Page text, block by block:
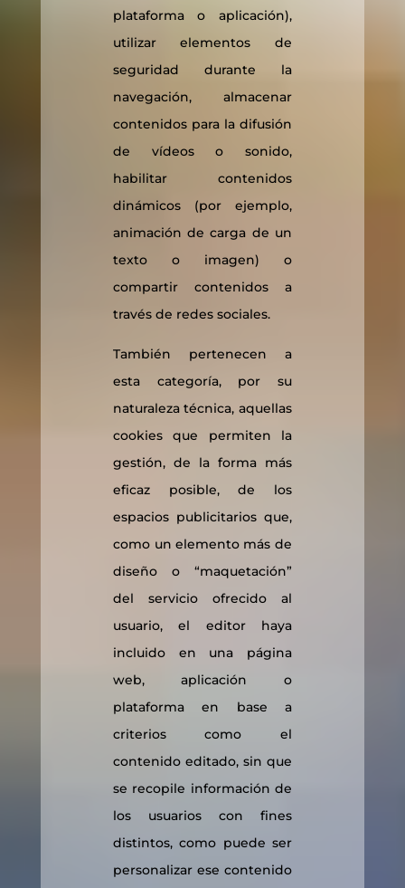
plataforma o aplicación),
utilizar elementos de
seguridad durante la
navegación, almacenar
contenidos para la difusión
de vídeos o sonido,
habilitar contenidos
dinámicos (por ejemplo,
animación de carga de un
texto o imagen) o
compartir contenidos a
través de redes sociales.
También pertenecen a
esta categoría, por su
naturaleza técnica, aquellas
cookies que permiten la
gestión, de la forma más
eficaz posible, de los
espacios publicitarios que,
como un elemento más de
diseño o “maquetación”
del servicio ofrecido al
usuario, el editor haya
incluido en una página
web, aplicación o
plataforma en base a
criterios como el
contenido editado, sin que
se recopile información de
los usuarios con fines
distintos, como puede ser
personalizar ese contenido